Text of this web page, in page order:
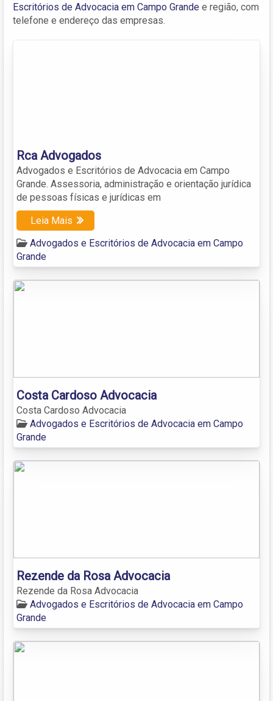
Escritórios de Advocacia em Campo Grande e região, com
telefone e endereço das empresas.
Rca Advogados
Advogados e Escritórios de Advocacia em Campo
Grande. Assessoria, administração e orientação jurídica
de pessoas físicas e jurídicas em
Leia Mais
Advogados e Escritórios de Advocacia em Campo
Grande
Costa Cardoso Advocacia
Costa Cardoso Advocacia
Advogados e Escritórios de Advocacia em Campo
Grande
Rezende da Rosa Advocacia
Rezende da Rosa Advocacia
Advogados e Escritórios de Advocacia em Campo
Grande